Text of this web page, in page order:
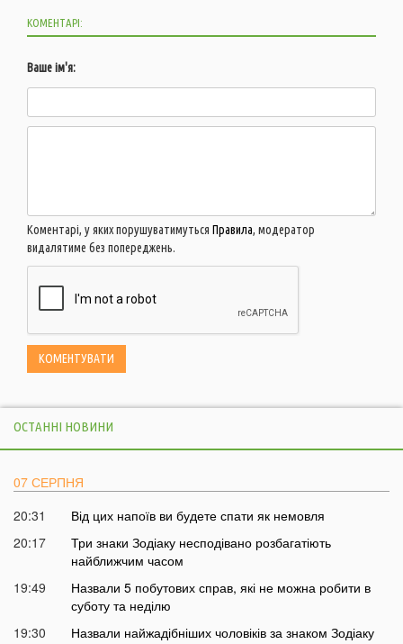
КОМЕНТАРІ:
Ваше ім'я:
Коментарі, у яких порушуватимуться Правила, модератор
видалятиме без попереджень.
ОСТАННІ НОВИНИ
07 СЕРПНЯ
20:31
Від цих напоїв ви будете спати як немовля
20:17
Три знаки Зодіаку несподівано розбагатіють
найближчим часом
19:49
Назвали 5 побутових справ, які не можна робити в
суботу та неділю
19:30
Назвали найжадібніших чоловіків за знаком Зодіаку